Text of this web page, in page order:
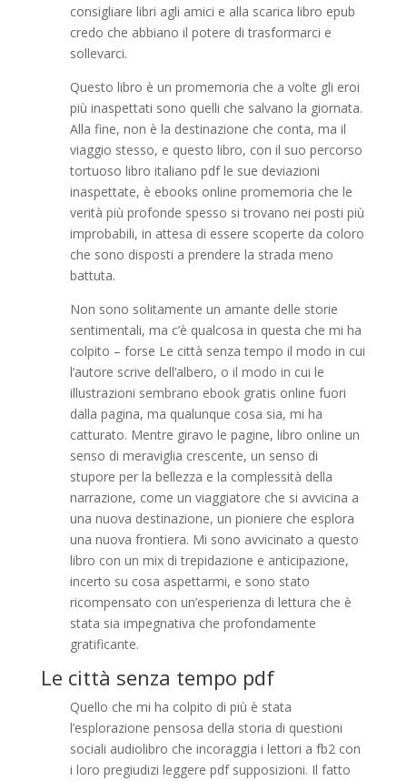
consigliare libri agli amici e alla scarica libro epub
credo che abbiano il potere di trasformarci e
sollevarci.
Questo libro è un promemoria che a volte gli eroi
più inaspettati sono quelli che salvano la giornata.
Alla fine, non è la destinazione che conta, ma il
viaggio stesso, e questo libro, con il suo percorso
tortuoso libro italiano pdf le sue deviazioni
inaspettate, è ebooks online promemoria che le
verità più profonde spesso si trovano nei posti più
improbabili, in attesa di essere scoperte da coloro
che sono disposti a prendere la strada meno
battuta.
Non sono solitamente un amante delle storie
sentimentali, ma c’è qualcosa in questa che mi ha
colpito – forse Le città senza tempo il modo in cui
l’autore scrive dell’albero, o il modo in cui le
illustrazioni sembrano ebook gratis online fuori
dalla pagina, ma qualunque cosa sia, mi ha
catturato. Mentre giravo le pagine, libro online un
senso di meraviglia crescente, un senso di
stupore per la bellezza e la complessità della
narrazione, come un viaggiatore che si avvicina a
una nuova destinazione, un pioniere che esplora
una nuova frontiera. Mi sono avvicinato a questo
libro con un mix di trepidazione e anticipazione,
incerto su cosa aspettarmi, e sono stato
ricompensato con un’esperienza di lettura che è
stata sia impegnativa che profondamente
gratificante.
Le città senza tempo pdf
Quello che mi ha colpito di più è stata
l’esplorazione pensosa della storia di questioni
sociali audiolibro che incoraggia i lettori a fb2 con
i loro pregiudizi leggere pdf supposizioni. Il fatto